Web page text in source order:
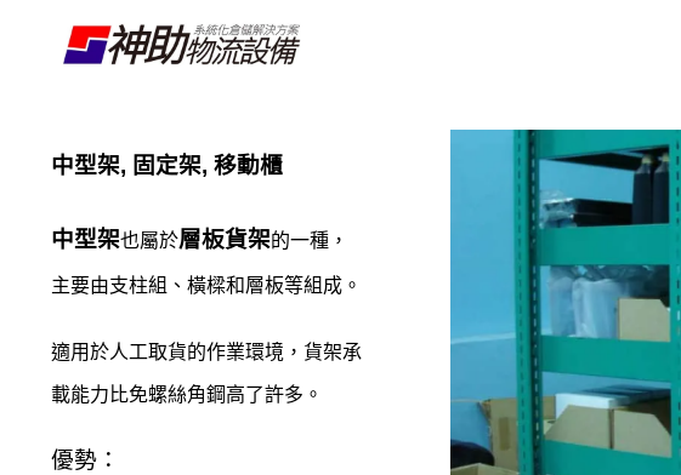
中型架, 固定架, 移動櫃
中型架也屬於層板貨架的一種，
主要由支柱組、橫樑和層板等組成。
適用於人工取貨的作業環境，貨架承
載能力比免螺絲角鋼高了許多。
優勢：